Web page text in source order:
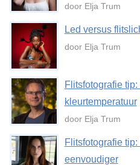
door Elja Trum
Led versus
door Elja Trum
Flitsfotografie
kleurtemperatuur
door Elja Trum
Flitsfotografie
eenvoudiger